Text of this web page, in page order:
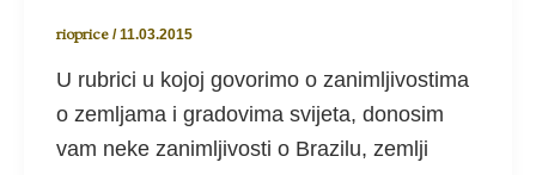
rioprice /11.03.2015
U rubrici u kojoj govorimo o zanimljivostima
o zemljama i gradovima svijeta, donosim
vam neke zanimljivosti o Brazilu, zemlji